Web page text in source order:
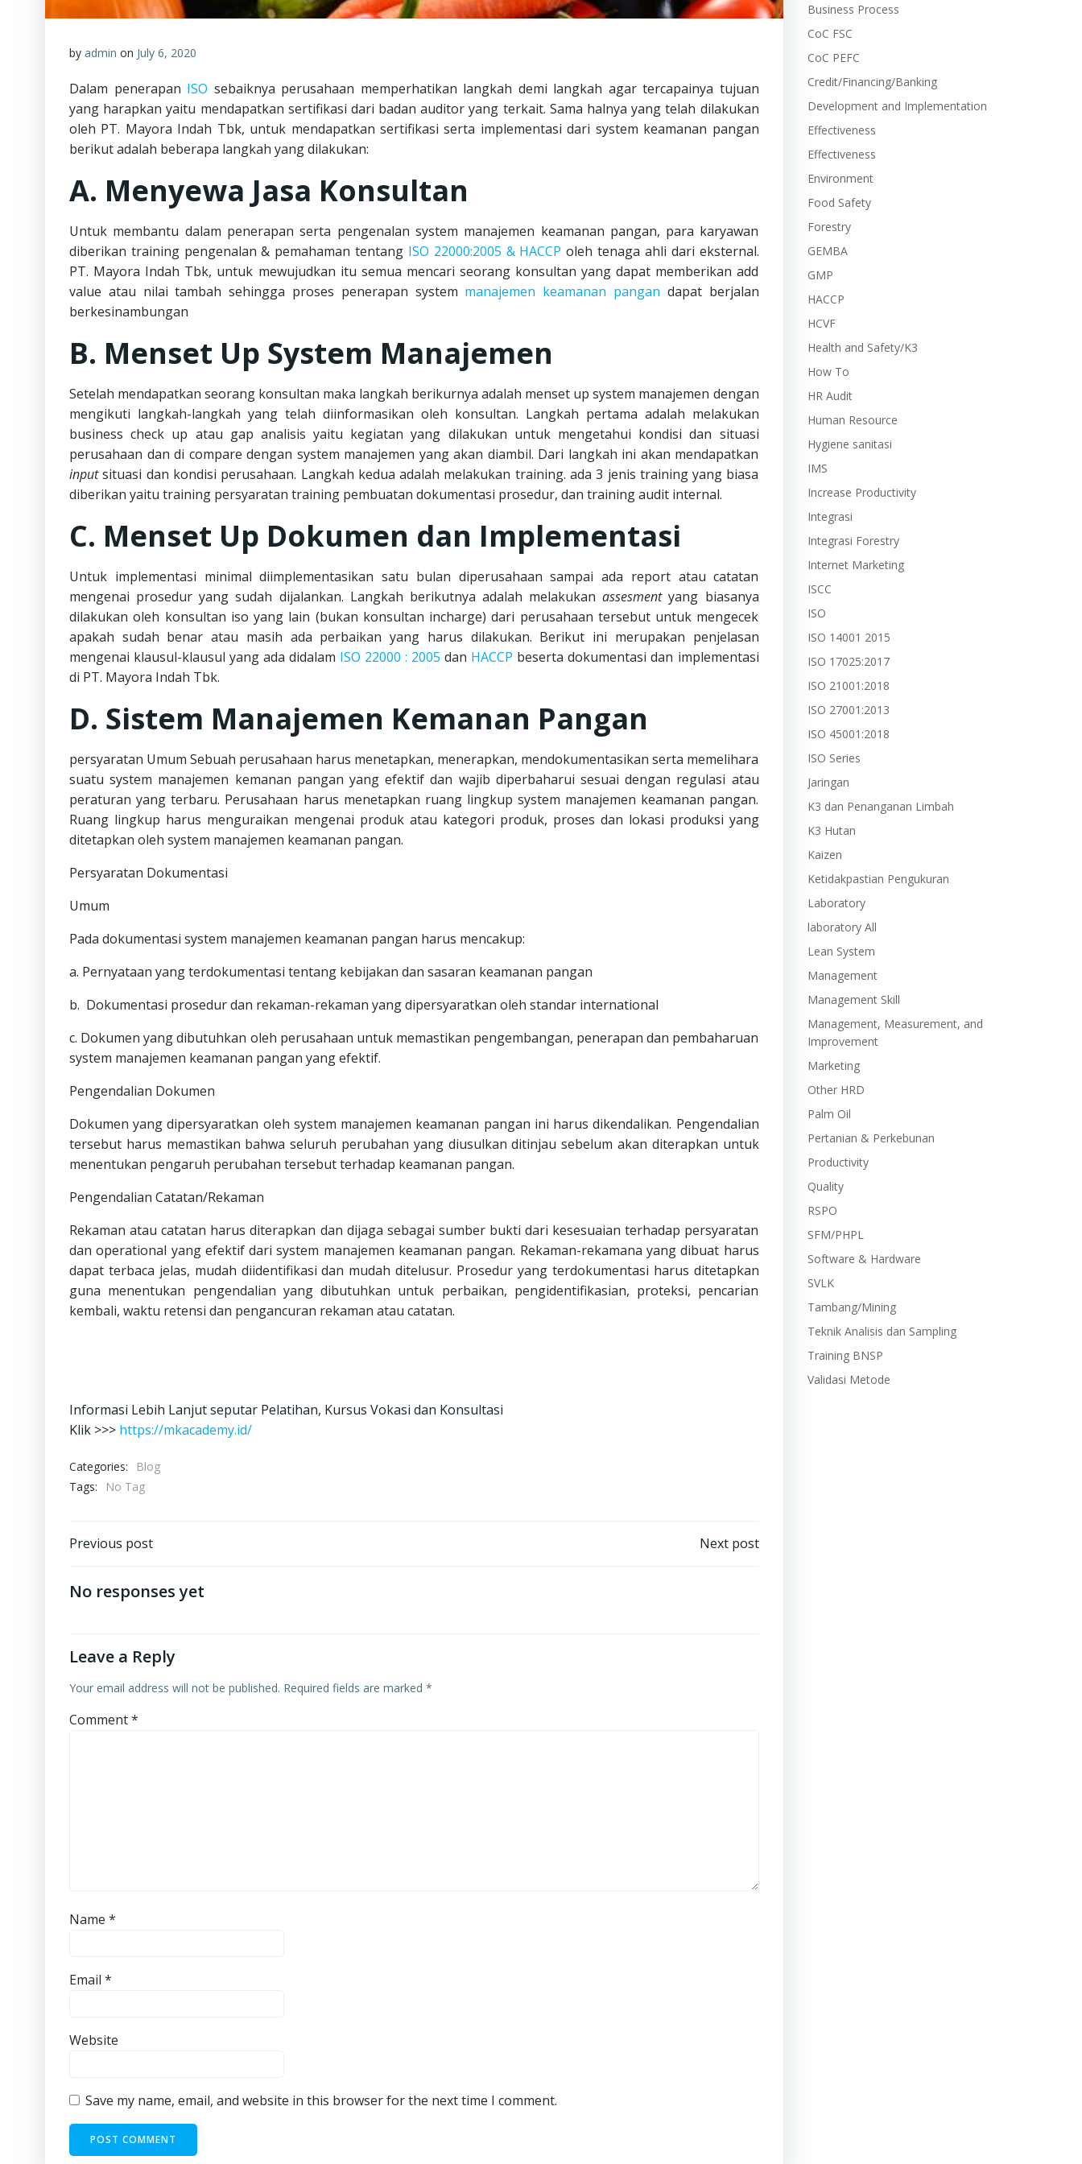
by admin on July 6, 2020
Dalam penerapan ISO sebaiknya perusahaan memperhatikan langkah demi langkah agar tercapainya tujuan
yang harapkan yaitu mendapatkan sertifikasi dari badan auditor yang terkait. Sama halnya yang telah dilakukan
oleh PT. Mayora Indah Tbk, untuk mendapatkan sertifikasi serta implementasi dari system keamanan pangan
berikut adalah beberapa langkah yang dilakukan:
A. Menyewa Jasa Konsultan
Untuk membantu dalam penerapan serta pengenalan system manajemen keamanan pangan, para karyawan
diberikan training pengenalan & pemahaman tentang ISO 22000:2005 & HACCP oleh tenaga ahli dari eksternal.
PT. Mayora Indah Tbk, untuk mewujudkan itu semua mencari seorang konsultan yang dapat memberikan add
value atau nilai tambah sehingga proses penerapan system manajemen keamanan pangan dapat berjalan
berkesinambungan
B. Menset Up System Manajemen
Setelah mendapatkan seorang konsultan maka langkah berikurnya adalah menset up system manajemen dengan
mengikuti langkah-langkah yang telah diinformasikan oleh konsultan. Langkah pertama adalah melakukan
business check up atau gap analisis yaitu kegiatan yang dilakukan untuk mengetahui kondisi dan situasi
perusahaan dan di compare dengan system manajemen yang akan diambil. Dari langkah ini akan mendapatkan
inputsituasi dan kondisi perusahaan. Langkah kedua adalah melakukan training. ada 3 jenis training yang biasa
diberikan yaitu training persyaratan training pembuatan dokumentasi prosedur, dan training audit internal.
C. Menset Up Dokumen dan Implementasi
Untuk implementasi minimal diimplementasikan satu bulan diperusahaan sampai ada report atau catatan
mengenai prosedur yang sudah dijalankan. Langkah berikutnya adalah melakukanassesmentyang biasanya
dilakukan oleh konsultan iso yang lain (bukan konsultan incharge) dari perusahaan tersebut untuk mengecek
apakah sudah benar atau masih ada perbaikan yang harus dilakukan. Berikut ini merupakan penjelasan
mengenai klausul-klausul yang ada didalam ISO 22000 : 2005 dan HACCP beserta dokumentasi dan implementasi
di PT. Mayora Indah Tbk.
D. Sistem Manajemen Kemanan Pangan
persyaratan Umum Sebuah perusahaan harus menetapkan, menerapkan, mendokumentasikan serta memelihara
suatu system manajemen kemanan pangan yang efektif dan wajib diperbaharui sesuai dengan regulasi atau
peraturan yang terbaru. Perusahaan harus menetapkan ruang lingkup system manajemen keamanan pangan.
Ruang lingkup harus menguraikan mengenai produk atau kategori produk, proses dan lokasi produksi yang
ditetapkan oleh system manajemen keamanan pangan.
Persyaratan Dokumentasi
Umum
Pada dokumentasi system manajemen keamanan pangan harus mencakup:
a. Pernyataan yang terdokumentasi tentang kebijakan dan sasaran keamanan pangan
b. Dokumentasi prosedur dan rekaman-rekaman yang dipersyaratkan oleh standar international
c. Dokumen yang dibutuhkan oleh perusahaan untuk memastikan pengembangan, penerapan dan pembaharuan
system manajemen keamanan pangan yang efektif.
Pengendalian Dokumen
Dokumen yang dipersyaratkan oleh system manajemen keamanan pangan ini harus dikendalikan. Pengendalian
tersebut harus memastikan bahwa seluruh perubahan yang diusulkan ditinjau sebelum akan diterapkan untuk
menentukan pengaruh perubahan tersebut terhadap keamanan pangan.
Pengendalian Catatan/Rekaman
Rekaman atau catatan harus diterapkan dan dijaga sebagai sumber bukti dari kesesuaian terhadap persyaratan
dan operational yang efektif dari system manajemen keamanan pangan. Rekaman-rekamana yang dibuat harus
dapat terbaca jelas, mudah diidentifikasi dan mudah ditelusur. Prosedur yang terdokumentasi harus ditetapkan
guna menentukan pengendalian yang dibutuhkan untuk perbaikan, pengidentifikasian, proteksi, pencarian
kembali, waktu retensi dan pengancuran rekaman atau catatan.
Informasi Lebih Lanjut seputar Pelatihan, Kursus Vokasi dan Konsultasi
Klik >>> https://mkacademy.id/
Categories:
Blog
Tags:
No Tag
Post
navigation
Previous post Next post
No responses yet
Leave a Reply
Your email address will not be published. Required fields are marked *
Comment*
Name *
Email *
Website
Save my name, email, and website in this browser for the next time I comment.
Business Process
CoC FSC
CoC PEFC
Credit/Financing/Banking
Development and Implementation
Effectiveness
Effectiveness
Environment
Food Safety
Forestry
GEMBA
GMP
HACCP
HCVF
Health and Safety/K3
How To
HR Audit
Human Resource
Hygiene sanitasi
IMS
Increase Productivity
Integrasi
Integrasi Forestry
Internet Marketing
ISCC
ISO
ISO 14001 2015
ISO 17025:2017
ISO 21001:2018
ISO 27001:2013
ISO 45001:2018
ISO Series
Jaringan
K3 dan Penanganan Limbah
K3 Hutan
Kaizen
Ketidakpastian Pengukuran
Laboratory
laboratory All
Lean System
Management
Management Skill
Management, Measurement, and
Improvement
Marketing
Other HRD
Palm Oil
Pertanian & Perkebunan
Productivity
Quality
RSPO
SFM/PHPL
Software & Hardware
SVLK
Tambang/Mining
Teknik Analisis dan Sampling
Training BNSP
Validasi Metode